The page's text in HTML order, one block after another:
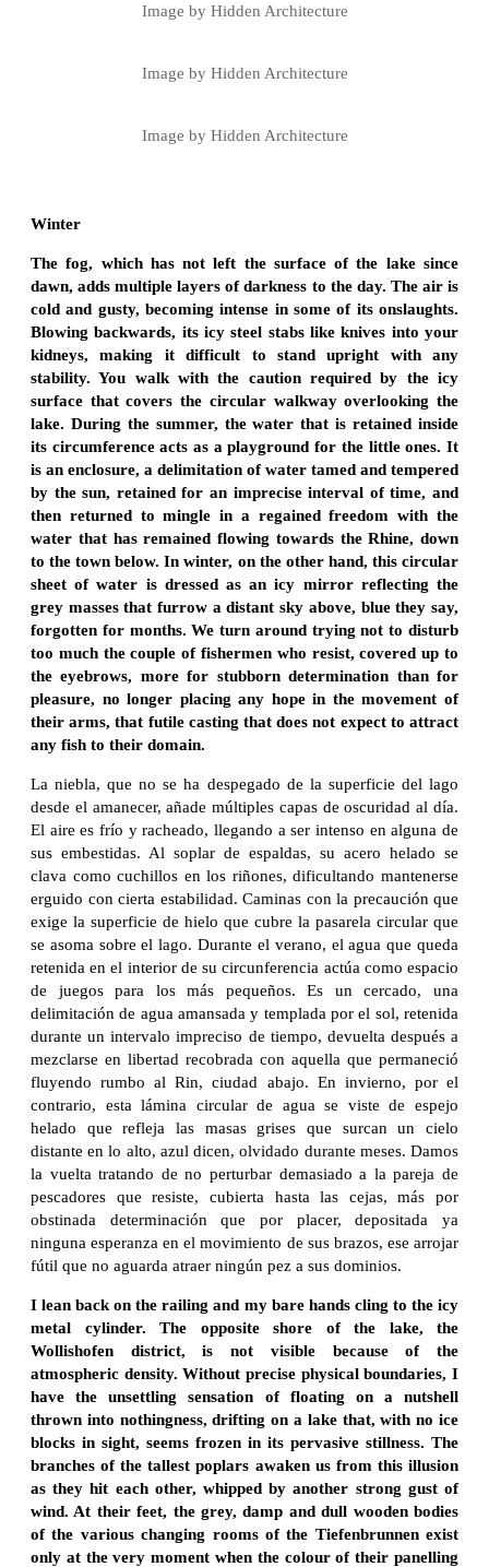
Image by Hidden Architecture
Image by Hidden Architecture
Image by Hidden Architecture
Winter
The fog, which has not left the surface of the lake since
dawn, adds multiple layers of darkness to the day. The air is
cold and gusty, becoming intense in some of its onslaughts.
Blowing backwards, its icy steel stabs like knives into your
kidneys, making it difficult to stand upright with any
stability. You walk with the caution required by the icy
surface that covers the circular walkway overlooking the
lake. During the summer, the water that is retained inside
its circumference acts as a playground for the little ones. It
is an enclosure, a delimitation of water tamed and tempered
by the sun, retained for an imprecise interval of time, and
then returned to mingle in a regained freedom with the
water that has remained flowing towards the Rhine, down
to the town below. In winter, on the other hand, this circular
sheet of water is dressed as an icy mirror reflecting the
grey masses that furrow a distant sky above, blue they say,
forgotten for months. We turn around trying not to disturb
too much the couple of fishermen who resist, covered up to
the eyebrows, more for stubborn determination than for
pleasure, no longer placing any hope in the movement of
their arms, that futile casting that does not expect to attract
any fish to their domain.
La niebla, que no se ha despegado de la superficie del lago
desde el amanecer, añade múltiples capas de oscuridad al día.
El aire es frío y racheado, llegando a ser intenso en alguna de
sus embestidas. Al soplar de espaldas, su acero helado se
clava como cuchillos en los riñones, dificultando mantenerse
erguido con cierta estabilidad. Caminas con la precaución que
exige la superficie de hielo que cubre la pasarela circular que
se asoma sobre el lago. Durante el verano, el agua que queda
retenida en el interior de su circunferencia actúa como espacio
de juegos para los más pequeños. Es un cercado, una
delimitación de agua amansada y templada por el sol, retenida
durante un intervalo impreciso de tiempo, devuelta después a
mezclarse en libertad recobrada con aquella que permaneció
fluyendo rumbo al Rin, ciudad abajo. En invierno, por el
contrario, esta lámina circular de agua se viste de espejo
helado que refleja las masas grises que surcan un cielo
distante en lo alto, azul dicen, olvidado durante meses. Damos
la vuelta tratando de no perturbar demasiado a la pareja de
pescadores que resiste, cubierta hasta las cejas, más por
obstinada determinación que por placer, depositada ya
ninguna esperanza en el movimiento de sus brazos, ese arrojar
fútil que no aguarda atraer ningún pez a sus dominios.
I lean back on the railing and my bare hands cling to the icy
metal cylinder. The opposite shore of the lake, the
Wollishofen district, is not visible because of the
atmospheric density. Without precise physical boundaries, I
have the unsettling sensation of floating on a nutshell
thrown into nothingness, drifting on a lake that, with no ice
blocks in sight, seems frozen in its pervasive stillness. The
branches of the tallest poplars awaken us from this illusion
as they hit each other, whipped by another strong gust of
wind. At their feet, the grey, damp and dull wooden bodies
of the various changing rooms of the Tiefenbrunnen exist
only at the very moment when the colour of their panelling